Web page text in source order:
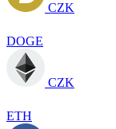
CZK
DOGE
CZK
ETH